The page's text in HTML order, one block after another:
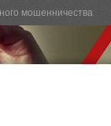
мошенничества